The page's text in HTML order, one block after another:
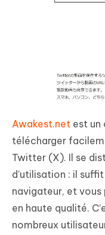
Awakest.net est un
télécharger
Twitter (X). Il se
d'utilisation : il
navigateur, et vous
en haute qualité.
nombreux